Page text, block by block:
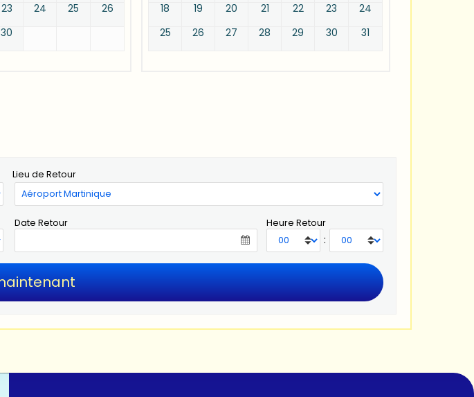
23 24 25
26
30
18
19 20 21 22 23
24
25
26 27 28 29 30 31
Lieu de Retour
Date Retour Heure Retour
: